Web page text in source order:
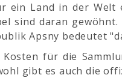
ein Land in der Welt
sind daran
Apsny bedeutet
Kosten für die
gibt es auch die